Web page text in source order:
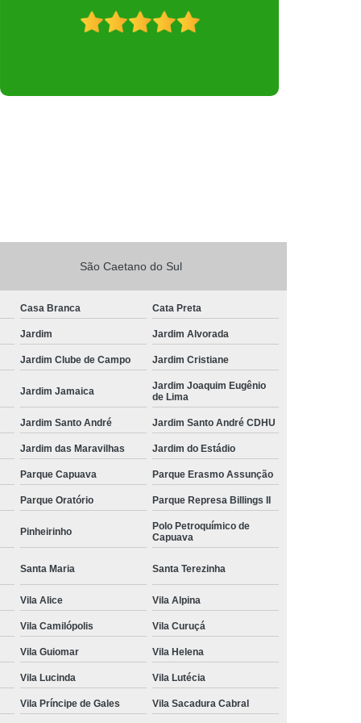
São Caetano do Sul
Casa Branca Cata Preta
Jardim Jardim Alvorada
Jardim Clube de Campo Jardim Cristiane
Jardim Jamaica
Jardim Joaquim Eugênio
de Lima
Jardim Santo André Jardim Santo André CDHU
Jardim das Maravilhas Jardim do Estádio
Parque Capuava Parque Erasmo Assunção
Parque Oratório Parque Represa Billings II
Pinheirinho
Polo Petroquímico de
Capuava
Santa Maria Santa Terezinha
Vila Alice Vila Alpina
Vila Camilópolis Vila Curuçá
Vila Guiomar Vila Helena
Vila Lucinda Vila Lutécia
Vila Príncipe de Gales Vila Sacadura Cabral